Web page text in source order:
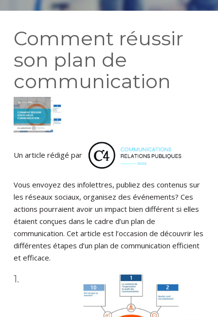
Comment réussir
son plan de
communication
Un article rédigé par
Vous envoyez des infolettres, publiez des contenus sur
les réseaux sociaux, organisez des événements? Ces
actions pourraient avoir un impact bien différent si elles
étaient conçues dans le cadre d’un plan de
communication. Cet article est l’occasion de découvrir les
différentes étapes d’un plan de communication efficient
et efficace.
1.